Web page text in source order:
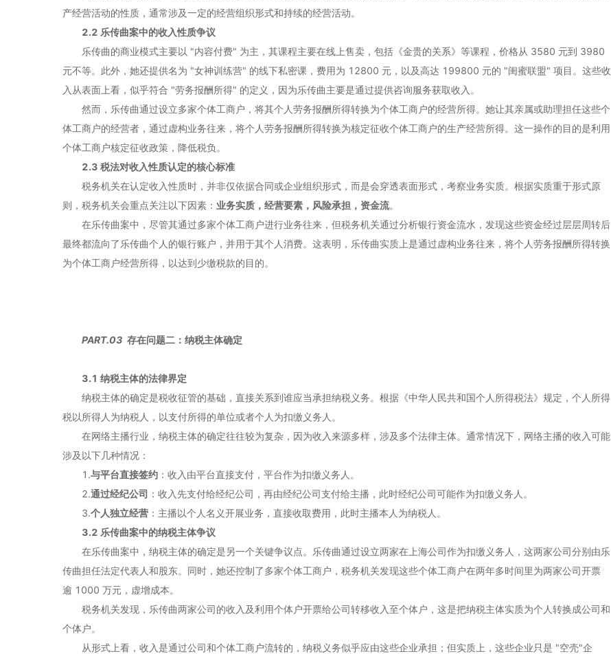
产经营活动的性质，通常涉及一定的经营组织形式和持续的经营活动。
2.2 乐传曲案中的收入性质争议
乐传曲的商业模式主要以 "内容付费" 为主，其课程主要在线上售卖，包括《金贵的关系》等课程，价格从 3580 元到 3980
元不等。此外，她还提供名为 "女神训练营" 的线下私密课，费用为 12800 元，以及高达 199800 元的 "闺蜜联盟" 项目。这些收
入从表面上看，似乎符合 "劳务报酬所得" 的定义，因为乐传曲主要是通过提供咨询服务获取收入。
然而，乐传曲通过设立多家个体工商户，将其个人劳务报酬所得转换为个体工商户的经营所得。她让其亲属或助理担任这些个
体工商户的经营者，通过虚构业务往来，将个人劳务报酬所得转换为核定征收个体工商户的生产经营所得。这一操作的目的是利用
个体工商户核定征收政策，降低税负。
2.3 税法对收入性质认定的核心标准
税务机关在认定收入性质时，并非仅依据合同或企业组织形式，而是会穿透表面形式，考察业务实质。根据实质重于形式原
则，税务机关会重点关注以下因素： 业务实质，经营要素，风险承担，资金流。
在乐传曲案中，尽管其通过多家个体工商户进行业务往来，但税务机关通过分析银行资金流水，发现这些资金经过层层周转后
最终都流向了乐传曲个人的银行账户，并用于其个人消费。这表明，乐传曲实质上是通过虚构业务往来，将个人劳务报酬所得转换
为个体工商户经营所得，以达到少缴税款的目的。
PART.03 存在问题二：纳税主体确定
3.1 纳税主体的法律界定
纳税主体的确定是税收征管的基础，直接关系到谁应当承担纳税义务。根据《中华人民共和国个人所得税法》规定，个人所得
税以所得人为纳税人，以支付所得的单位或者个人为扣缴义务人。
在网络主播行业，纳税主体的确定往往较为复杂，因为收入来源多样，涉及多个法律主体。通常情况下，网络主播的收入可能
涉及以下几种情况：
1.与平台直接签约：收入由平台直接支付，平台作为扣缴义务人。
2.通过经纪公司 ：收入先支付给经纪公司，再由经纪公司支付给主播，此时经纪公司可能作为扣缴义务人。
3.个人独立经营：主播以个人名义开展业务，直接收取费用，此时主播本人为纳税人。
3.2 乐传曲案中的纳税主体争议
在乐传曲案中，纳税主体的确定是另一个关键争议点。乐传曲通过设立两家在上海公司作为扣缴义务人，这两家公司分别由乐
传曲担任法定代表人和股东。同时，她还控制了多家个体工商户，税务机关发现这些个体工商户在两年多时间里为两家公司开票
逾 1000 万元，虚增成本。
税务机关发现，乐传曲两家公司的收入及利用个体户开票给公司转移收入至个体户，这是把纳税主体实质为个人转换成公司和
个体户。
从形式上看，收入是通过公司和个体工商户流转的，纳税义务似乎应由这些企业承担；但实质上，这些企业只是 "空壳"企